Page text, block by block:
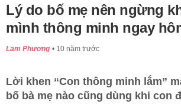
Lý do bố mẹ nên ngừng
mình thông minh ngay
Lam Phương 10 năm trước
Lời khen “Con thông minh lắm”
bố bà mẹ nào cũng dùng khi con